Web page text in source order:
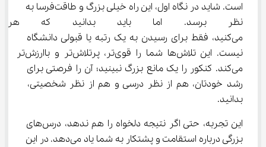
است. شاید در نگاه اول، این راه خیلی بزرگ و طاقت‌فرسا به
نظر برسد. اما باید بدانید که
می‌کنید، فقط برای رسیدن به یک رتبه یا قبولی دانشگاه
نیست. این تلاش‌ها شما را قوی‌تر، پرتلاش‌تر و باارزش‌تر
می‌کند. کنکور را یک مانع بزرگ نبینید؛ آن را فرصتی برای
رشد خودتان، هم از نظر درسی و هم از نظر شخصیتی،
بدانید.
این تجربه، حتی اگر نتیجه دلخواه را هم ندهد، درس‌های
بزرگی درباره استقامت و پشتکار به شما یاد می‌دهد. در این